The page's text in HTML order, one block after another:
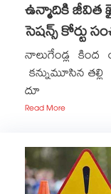
ఉన్మాదికి జీవిత
సెషన్స్ కోర్టు
నాలుగేండ్ల
కన్నుమూసిన
దూ
Read More